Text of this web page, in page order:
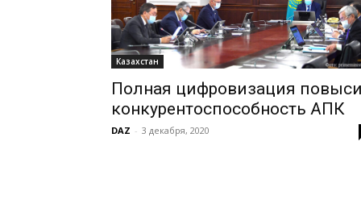
Казахстан
Полная цифровизация
конкурентоспособность АПК
DAZ - 3 декабря, 2020